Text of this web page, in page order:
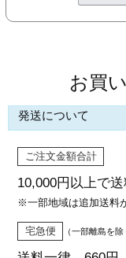
お買
発送について
ご注文金額合計
10,000円以上で
※一部地域は追加送料
宅急便 （一部離島を除